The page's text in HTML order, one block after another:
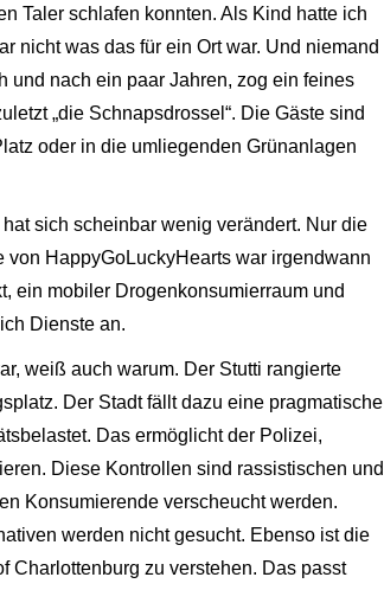
Taler schlafen konnten. Als Kind hatte ich
nicht was das für ein Ort war. Und niemand
und nach ein paar Jahren, zog ein feines
„die Schnapsdrossel“. Die Gäste sind
oder in die umliegenden Grünanlagen
sich scheinbar wenig verändert. Nur die
HappyGoLuckyHearts war irgendwann
ein mobiler Drogenkonsumierraum und
Dienste an.
weiß auch warum. Der Stutti rangierte
Der Stadt fällt dazu eine pragmatische
Das ermöglicht der Polizei,
Diese Kontrollen sind rassistischen und
Konsumierende verscheucht werden.
werden nicht gesucht. Ebenso ist die
Charlottenburg zu verstehen. Das passt